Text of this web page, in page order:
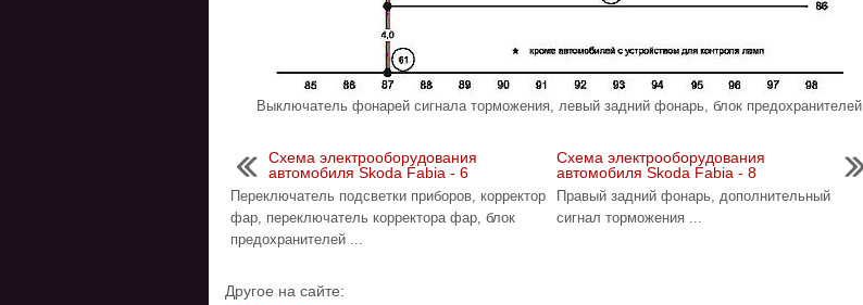
Выключатель фонарей сигнала торможения, левый задний фонарь, блок предохранителей
Cхема электрооборудования
автомобиля Skoda Fabia - 6
Переключатель подсветки приборов, корректор
фар, переключатель корректора фар, блок
предохранителей ...
Cхема электрооборудования
автомобиля Skoda Fabia - 8
Правый задний фонарь, дополнительный
сигнал торможения ...
Другое на сайте: